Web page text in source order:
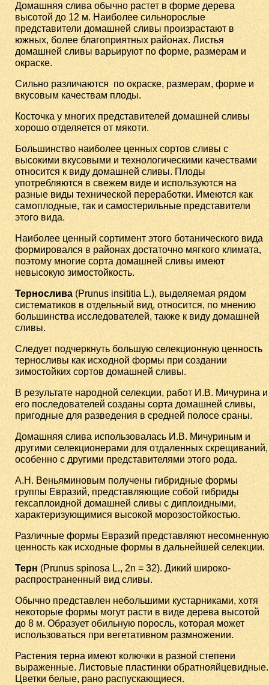
Домашняя слива обычно растет в форме дерева
высотой до 12 м. Наиболее сильнорослые
представители домашней сливы произрастают в
южных, более благоприятных районах. Листья
домашней сливы варьируют по форме, размерам и
окраске.
Сильно различаются по окраске, размерам, форме и
вкусовым качествам плоды.
Косточка у многих представителей домашней сливы
хорошо отделяется от мякоти.
Большинство наиболее ценных сортов сливы с
высокими вкусовыми и технологическими качествами
относится к виду домашней сливы. Плоды
употребляются в свежем виде и используются на
разные виды технической переработки. Имеются как
самоплодные, так и самостерильные представители
этого вида.
Наиболее ценный сортимент этого ботанического вида
формировался в районах достаточно мягкого климата,
поэтому многие сорта домашней сливы имеют
невысокую зимостойкость.
Тернослива (Prunus insititia L.), выделяемая рядом
систематиков в отдельный вид, относится, по мнению
большинства исследователей, также к виду домашней
сливы.
Следует подчеркнуть большую селекционную ценность
терносливы как исходной формы при создании
зимостойких сортов домашней сливы.
В результате народной селекции, работ И.В. Мичурина и
его последователей созданы сорта домашней сливы,
пригодные для разведения в средней полосе сраны.
Домашняя слива использовалась И.В. Мичуриным и
другими селекционерами для отдаленных скрещиваний,
особенно с другими представителями этого рода.
А.Н. Веньяминовым получены гибридные формы
группы Евразий, представляющие собой гибриды
гексаплоидной домашней сливы с диплоидными,
характеризующимися высокой морозостойкостью.
Различные формы Евразий представляют несомненную
ценность как исходные формы в дальнейшей селекции.
Терн (Prunus spinosa L., 2n = 32). Дикий широко-
распространенный вид сливы.
Обычно представлен небольшими кустарниками, хотя
некоторые формы могут расти в виде дерева высотой
до 8 м. Образует обильную поросль, которая может
использоваться при вегетативном размножении.
Растения терна имеют колючки в разной степени
выраженные. Листовые пластинки обратнояйцевидные.
Цветки белые, рано распускающиеся.